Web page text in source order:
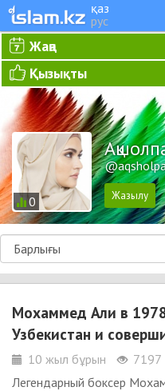
қаз
рус
Жаңа
Қызықты
0
Мохаммед Али в
Узбекистан и
10 жыл бұрын
7197
Легендарный боксер